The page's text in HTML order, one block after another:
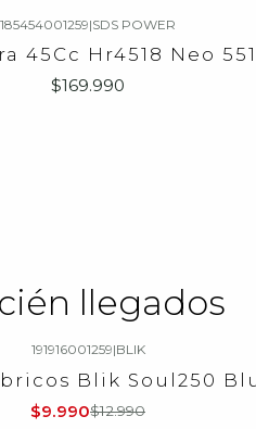
185454001259|SDS POWER
45Cc Hr4518 Neo
$169.990
llegados
191916001259|BLIK
Blik Soul250
$9.990$12.990